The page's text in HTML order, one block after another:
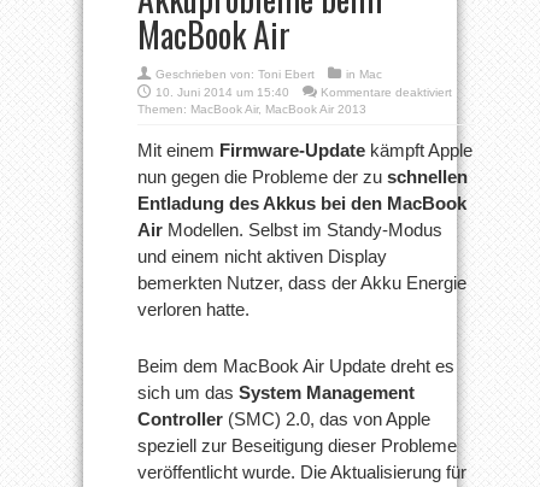
MacBook Air
Geschrieben von: Toni Ebert in Mac
10. Juni 2014 um 15:40
Kommentare deaktiviertfür
behebt
Akkuprobleme
beim
MacBook
Themen: MacBook Air, MacBook Air 2013
Mit einem Firmware-Update kämpft Apple
nun gegen die Probleme der zu schnellen
Entladung des Akkus bei den MacBook
Air Modellen. Selbst im Standy-Modus
und einem nicht aktiven Display
bemerkten Nutzer, dass der Akku Energie
verloren hatte.
Beim dem MacBook Air Update dreht es
sich um das System Management
Controller (SMC) 2.0, das von Apple
speziell zur Beseitigung dieser Probleme
veröffentlicht wurde. Die Aktualisierung für